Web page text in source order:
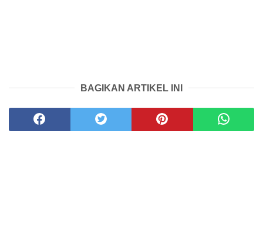
BAGIKAN ARTIKEL INI